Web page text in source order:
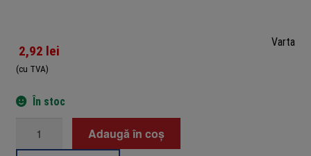
2,92 lei
(cu TVA)
Varta
În stoc
Adaugă în coș